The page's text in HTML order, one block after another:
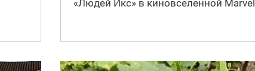
«Людей Икс» в киновселенной Marvel